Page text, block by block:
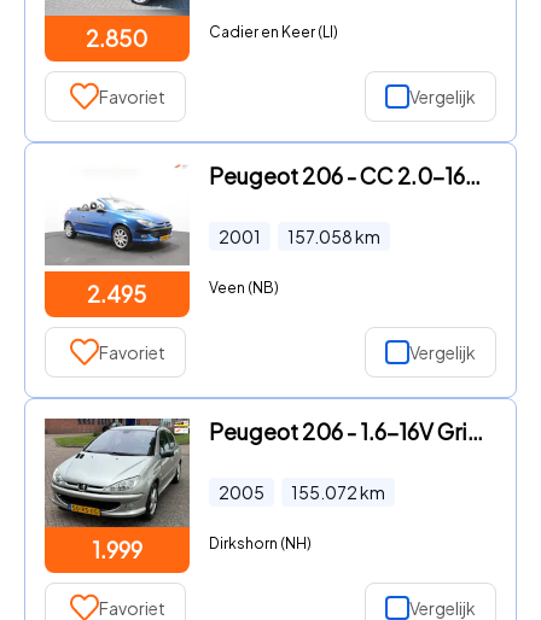
2.850 Cadier en Keer (LI)
Favoriet Vergelijk
2.495
Peugeot 206 - CC 2.0-16V | Climate control | Sportvelgen | Lederen bekledi
2001 157.058km
Veen (NB)
Favoriet Vergelijk
1.999
Peugeot 206 - 1.6-16V Griffe 5-Drs ECC Audio-CD Leder Sportstoelen LMV 15"
2005 155.072km
Dirkshorn (NH)
Favoriet Vergelijk